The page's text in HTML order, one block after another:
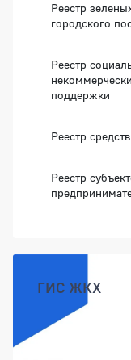
Реестр
городского
Реестр
поддержки
Реестр
Реестр
ГИС ЖКХ